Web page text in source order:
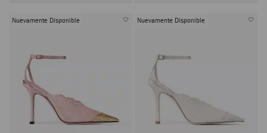
Nuevamente Disponible Nuevamente Disponible